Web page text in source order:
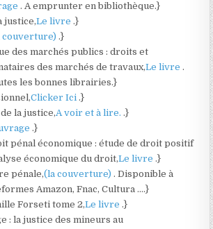
. A emprunter en bibliothèque.}
justice,Le livre.}
couverture).}
des marchés publics : droits et
des marchés de travaux,Le livre.
les bonnes librairies.}
Clicker Ici.}
la justice,A voir et à lire..}
.}
pénal économique : étude de droit positif
économique du droit,Le livre.}
pénale,(la couverture). Disponible à
Amazon, Fnac, Cultura ….}
Forseti tome 2,Le livre.}
: la justice des mineurs au